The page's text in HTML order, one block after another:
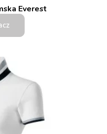
Everest